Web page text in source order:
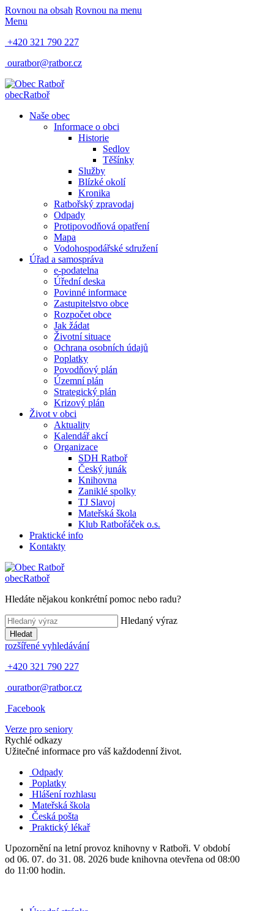
Rovnou na obsah Rovnou na menu
Menu
+420 321 790 227
ouratbor@ratbor.cz
obecRatboř
Naše obec
Informace o obci
Historie
Sedlov
Těšínky
Služby
Blízké okolí
Kronika
Ratbořský zpravodaj
Odpady
Protipovodňová opatření
Mapa
Vodohospodářské sdružení
Úřad a samospráva
e-podatelna
Úřední deska
Povinné informace
Zastupitelstvo obce
Rozpočet obce
Jak žádat
Životní situace
Ochrana osobních údajů
Poplatky
Povodňový plán
Územní plán
Strategický plán
Krizový plán
Život v obci
Aktuality
Kalendář akcí
Organizace
SDH Ratboř
Český junák
Knihovna
Zaniklé spolky
TJ Slavoj
Mateřská škola
Klub Ratbořáček o.s.
Praktické info
Kontakty
obecRatboř
Hledáte nějakou konkrétní pomoc nebo radu?
Hledaný výraz
Hledat
rozšířené vyhledávání
+420 321 790 227
ouratbor@ratbor.cz
Facebook
Verze pro seniory
Rychlé odkazy
Užitečné informace pro váš každodenní život.
Odpady
Poplatky
Hlášení rozhlasu
Mateřská škola
Česká pošta
Praktický lékař
Upozornění na letní provoz knihovny v Ratboři. V období
od 06. 07. do 31. 08. 2026 bude knihovna otevřena od 08:00
do 11:00 hodin.